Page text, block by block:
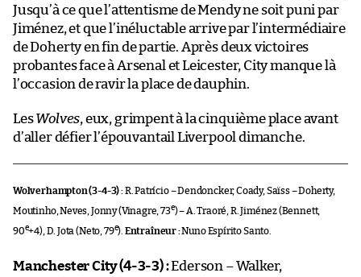
Jusqu’à ce que l’attentisme de Mendy ne soit puni par
Jiménez, et que l’inéluctable arrive par l’intermédiaire
de Doherty en fin de partie. Après deux victoires
probantes face à Arsenal et Leicester, City manque là
l’occasion de ravir la place de dauphin.
LesWolves, eux, grimpent à la cinquième place avant
d’aller défier l’épouvantail Liverpool dimanche.
Wolverhampton (3-4-3) :R. Patrício – Dendoncker, Coady, Saïss – Doherty,
Moutinho, Neves, Jonny (Vinagre, 73e) – A. Traoré, R. Jiménez (Bennett,
90e+4), D. Jota (Neto, 79e). Entraîneur :Nuno Espírito Santo.
Manchester City (4-3-3) :Ederson – Walker,